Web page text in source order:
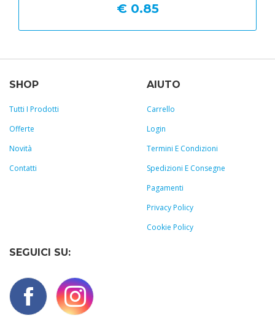
€ 0.85
SHOP
Tutti I Prodotti
Offerte
Novità
Contatti
AIUTO
Carrello
Login
Termini E Condizioni
Spedizioni E Consegne
Pagamenti
Privacy Policy
Cookie Policy
SEGUICI SU: